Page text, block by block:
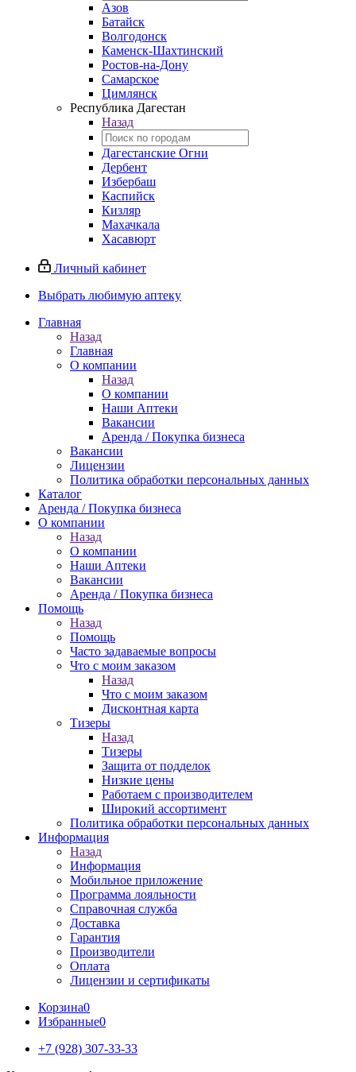
Азов
Батайск
Волгодонск
Каменск-Шахтинский
Ростов-на-Дону
Самарское
Цимлянск
Республика Дагестан
Назад
Дагестанские Огни
Дербент
Избербаш
Каспийск
Кизляр
Махачкала
Хасавюрт
Личный кабинет
Выбрать любимую аптеку
Главная
Назад
Главная
О компании
Назад
О компании
Наши Аптеки
Вакансии
Аренда / Покупка бизнеса
Вакансии
Лицензии
Политика обработки персональных данных
Каталог
Аренда / Покупка бизнеса
О компании
Назад
О компании
Наши Аптеки
Вакансии
Аренда / Покупка бизнеса
Помощь
Назад
Помощь
Часто задаваемые вопросы
Что с моим заказом
Назад
Что с моим заказом
Дисконтная карта
Тизеры
Назад
Тизеры
Защита от подделок
Низкие цены
Работаем с производителем
Широкий ассортимент
Политика обработки персональных данных
Информация
Назад
Информация
Мобильное приложение
Программа лояльности
Справочная служба
Доставка
Гарантия
Производители
Оплата
Лицензии и сертификаты
Корзина0
Избранные0
+7 (928) 307-33-33